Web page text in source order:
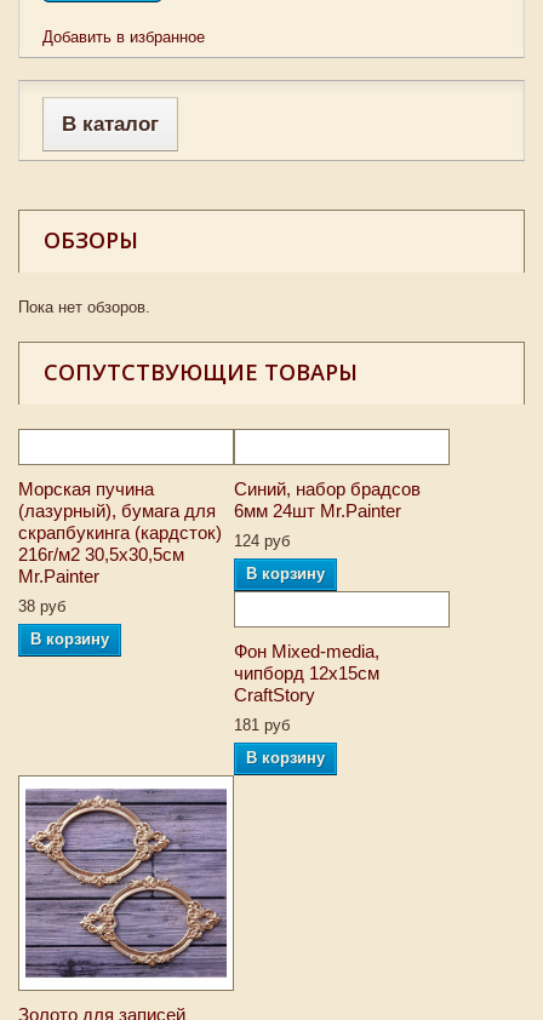
Добавить в избранное
В каталог
ОБЗОРЫ
Пока нет обзоров.
СОПУТСТВУЮЩИЕ ТОВАРЫ
Морская пучина
(лазурный), бумага для
скрапбукинга (кардсток)
216г/м2 30,5x30,5см
Mr.Painter
38 руб
В корзину
Синий, набор брадсов
6мм 24шт Mr.Painter
124 руб
В корзину
Фон Mixed-media,
чипборд 12х15см
CraftStory
181 руб
В корзину
Золото для записей